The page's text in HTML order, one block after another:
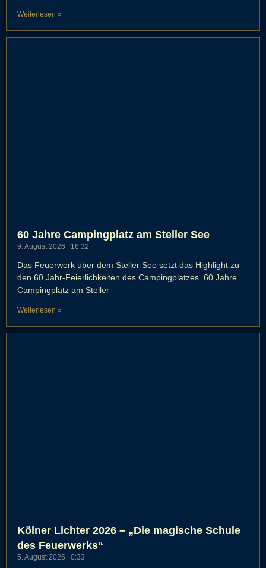
Weiterlesen »
60 Jahre Campingplatz am Steller See
9. August 2026 16:32
Das Feuerwerk über dem Steller See setzt das Highlight zu
den 60 Jahr-Feierlichkeiten des Campingplatzes. 60 Jahre
Campingplatz am Steller
Weiterlesen »
Kölner Lichter 2026 – „Die magische Schule
des Feuerwerks“
5. August 2026 0:33